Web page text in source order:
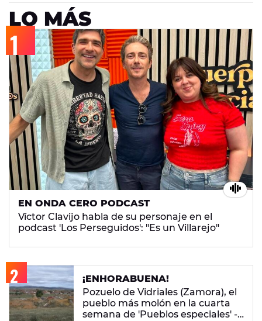
LO MÁS
EN ONDA CERO PODCAST
Víctor Clavijo habla de su personaje en el
podcast 'Los Perseguidos': "Es un Villarejo"
¡ENHORABUENA!
Pozuelo de Vidriales (Zamora), el
pueblo más molón en la cuarta
semana de 'Pueblos especiales' -